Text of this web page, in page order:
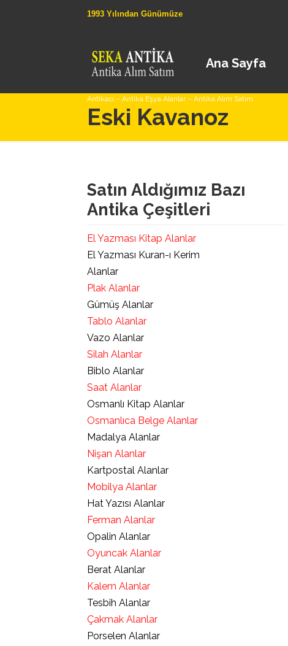
1993 Yılından Günümüze
Antikacı – Antika Eşya Alanlar – Antika Alım Satım
Ana Sayfa
Eski Kavanoz
Satın Aldığımız Bazı
Antika Çeşitleri
El Yazması Kitap Alanlar
El Yazması Kuran-ı Kerim
Alanlar
Plak Alanlar
Gümüş Alanlar
Tablo Alanlar
Vazo Alanlar
Silah Alanlar
Biblo Alanlar
Saat Alanlar
Osmanlı Kitap Alanlar
Osmanlıca Belge Alanlar
Madalya Alanlar
Nişan Alanlar
Kartpostal Alanlar
Mobilya Alanlar
Hat Yazısı Alanlar
Ferman Alanlar
Opalin Alanlar
Oyuncak Alanlar
Berat Alanlar
Kalem Alanlar
Tesbih Alanlar
Çakmak Alanlar
Porselen Alanlar